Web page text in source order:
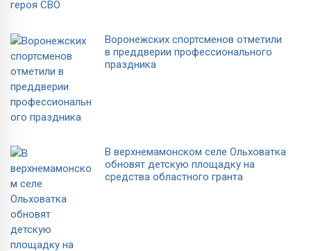
Воронежских спортсменов отметили
в преддверии профессионального
праздника
В верхнемамонском селе Ольховатка
обновят детскую площадку на
средства областного гранта